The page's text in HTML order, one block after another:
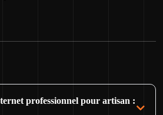
professionnel pour artisan :